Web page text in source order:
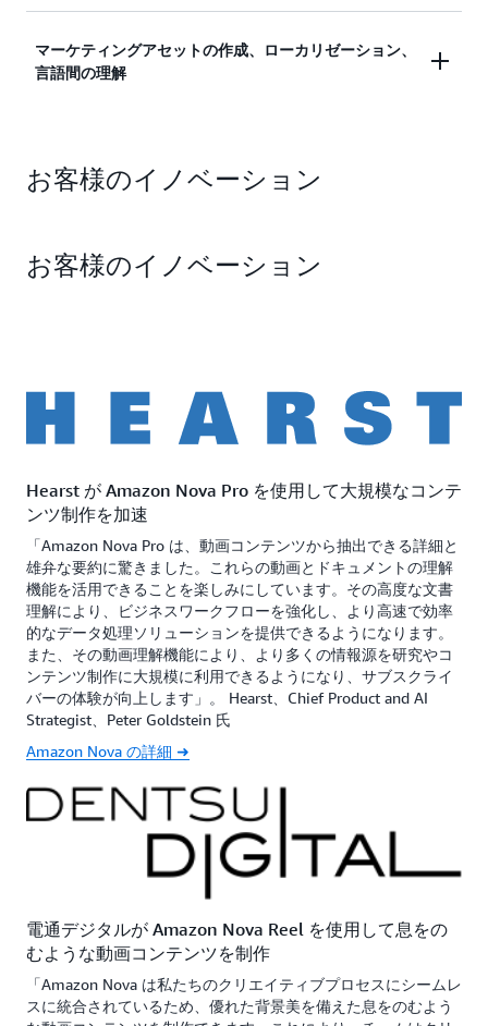
存のマーケティング資料からインサイトをすばやく
を生成できます。Amazon Nova Canvas と Amazon
Nova Reel を使用すると、クリエイティブチームが
ン画像、動画、コピーの作成につながります。
Amazon Nova Reel では、最大 2 分の長さのマルチ
高品質な画像や動画を最高のコストパフォーマンス
で作成し、アクティベーションまでの時間を数週間
端の視覚的および時間的一貫性がある高品質の短編
動画を制作できるようにします。 Amazon Nova
グし、自然言語入力を使用して、ブランドのアイデ
告主の満足度の向上、コストの削減、ビジネス成長
の加速を実現します。
マーケティングアセットの作成、ローカリゼーション、
言語間の理解
Corporation (Yahoo! Japan) などのメディア企業、
入力およびコンテンツ作成モデルを活用して、忠実
びマーケティングアセットをより簡単かつ効果的
に、大規模に作成およびローカライズできます。
Amazon Nova Reel モデルと Nova Canvas モデルを
ルおよび現地のニーズに合わせてマーケティング資
料を大規模に作成およびカスタマイズできます。そ
の結果、高精度かつ現地の状況に即したコピー、画
像、動画の作成を実現できます。これらは、世界中
のローカルな視聴者の期待を上回る柔軟性と制御性
を提供するファインチューニングプロンプトによっ
て、さらに改善できます。
お客様のイノベーション
お客様のイノベーション
Hearst が Amazon Nova Pro を使用して大規模なコンテ
ンツ制作を加速
「Amazon Nova Pro は、動画コンテンツから抽出できる詳細と
雄弁な要約に驚きました。これらの動画とドキュメントの理解
機能を活用できることを楽しみにしています。その高度な文書
理解により、ビジネスワークフローを強化し、より高速で効率
的なデータ処理ソリューションを提供できるようになります。
また、その動画理解機能により、より多くの情報源を研究やコ
ンテンツ制作に大規模に利用できるようになり、サブスクライ
バーの体験が向上します」。 Hearst、Chief Product and AI
Strategist、Peter Goldstein 氏
Amazon Nova の詳細 ➜
電通デジタルが Amazon Nova Reel を使用して息をの
むような動画コンテンツを制作
「Amazon Nova は私たちのクリエイティブプロセスにシームレ
スに統合されているため、優れた背景美を備えた息をのむよう